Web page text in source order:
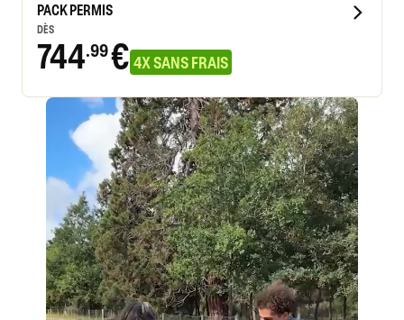
PACK PERMIS
DÈS
744.99€ 4X SANS FRAIS